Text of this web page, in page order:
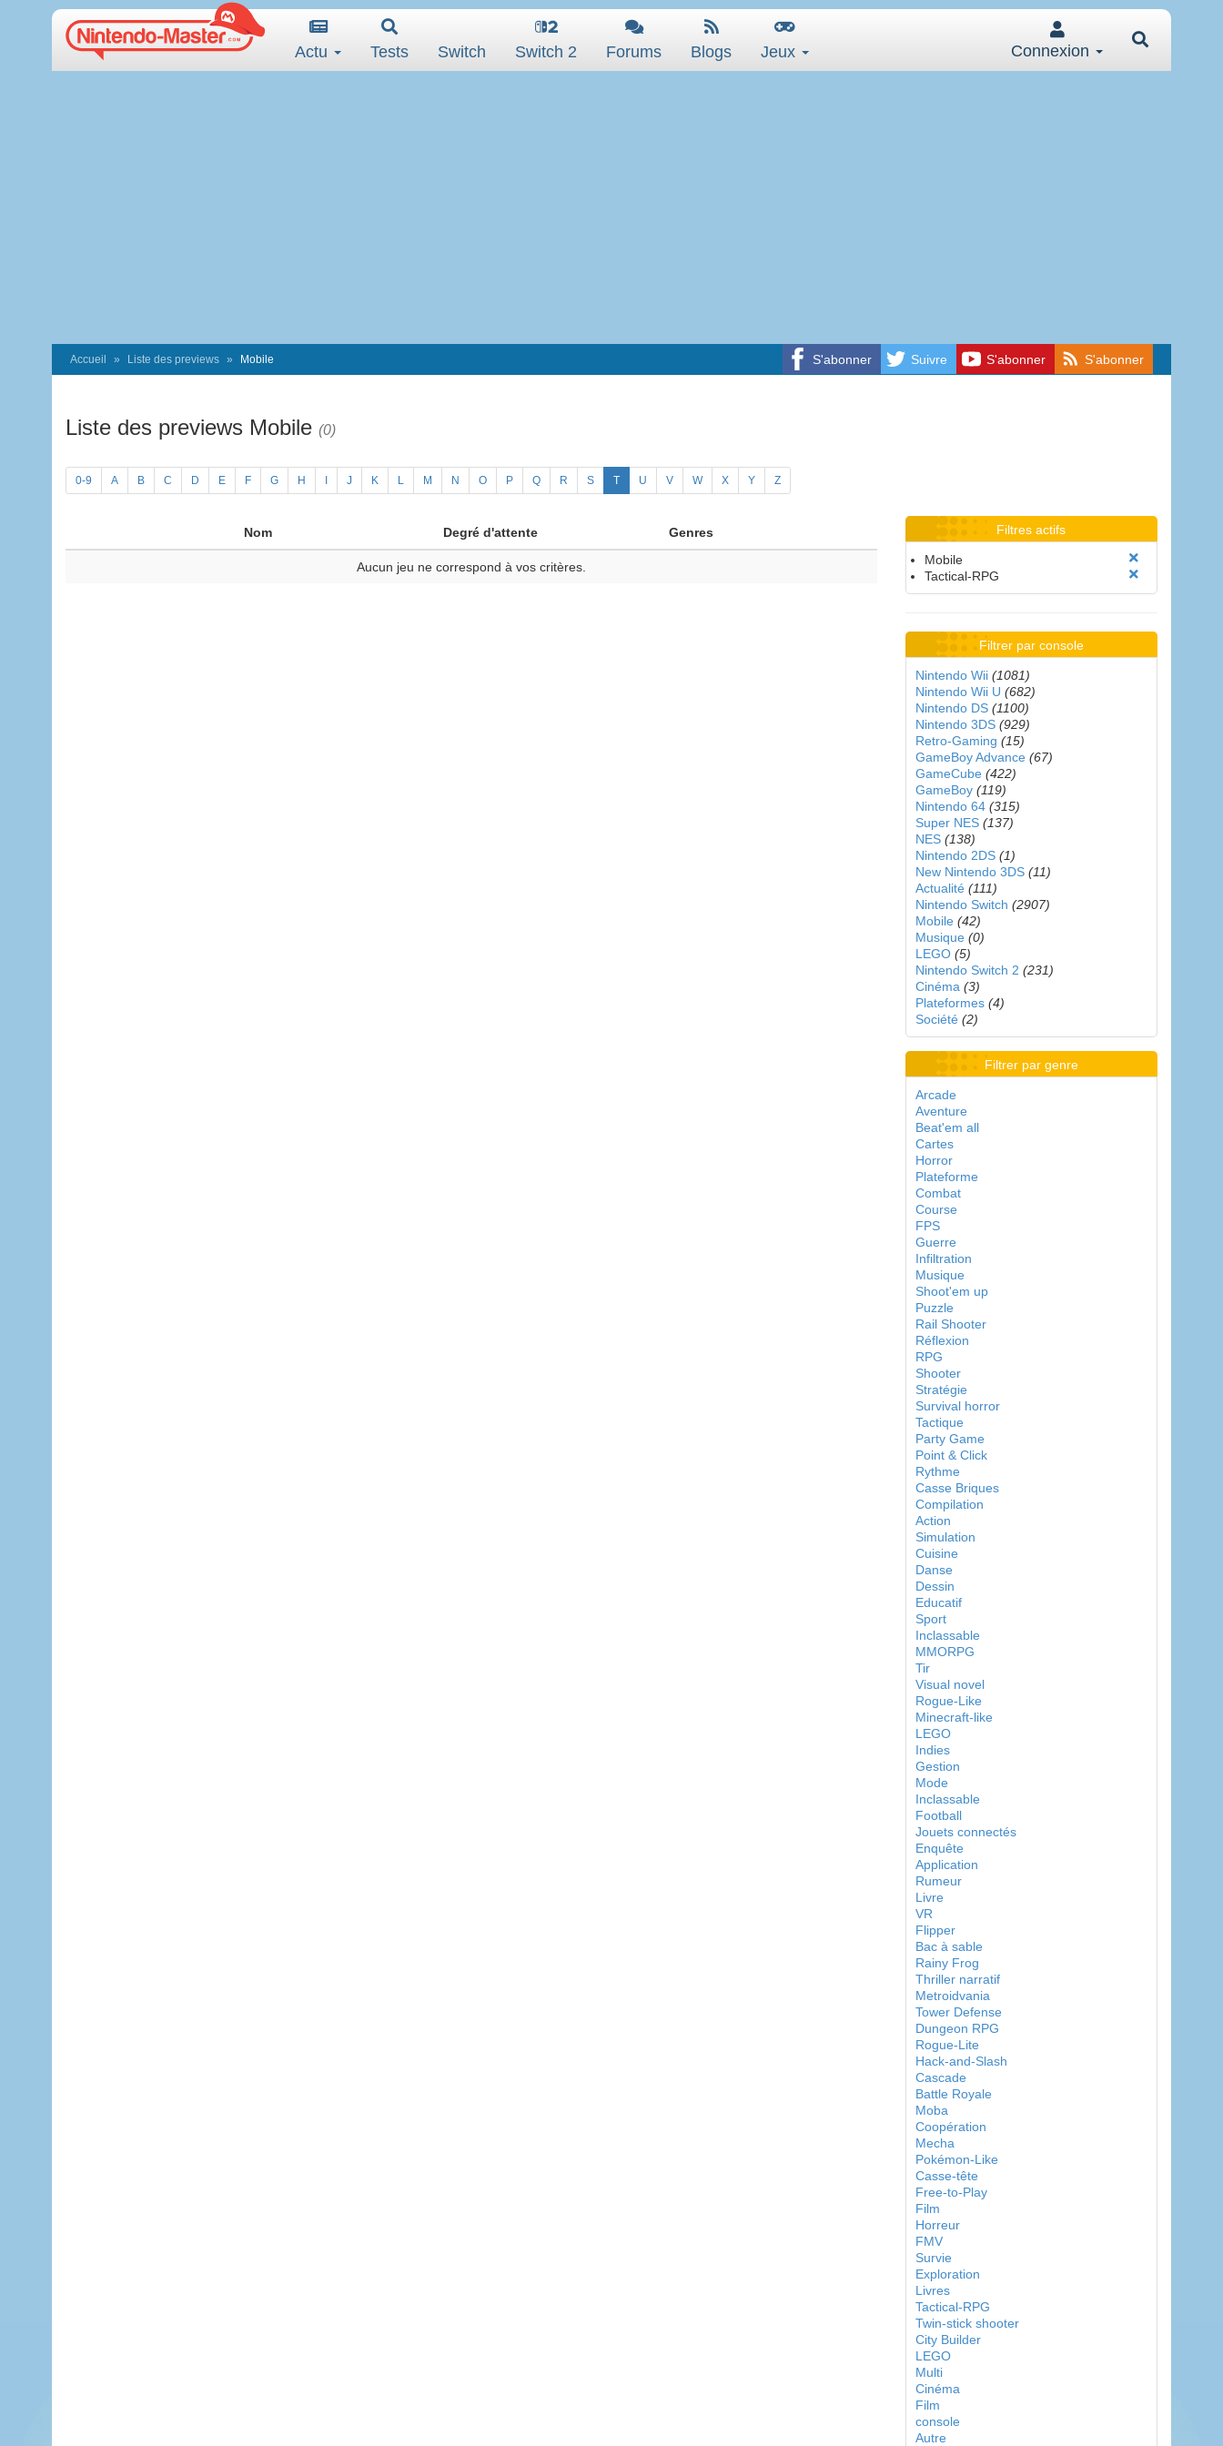
Actu Tests Switch Switch 2 Forums Blogs Jeux Connexion
S'abonner Suivre S'abonner S'abonner
Accueil Liste des previews Mobile
Liste des previews Mobile (0)
0-9 A B C D E F G H J K L M N O P Q R S T U V W X Y Z
Nom Degré d'attente Genres
Aucun jeu ne correspond à vos critères.
Filtres actifs
Mobile
Tactical-RPG
Filtrer par console
Nintendo Wii (1081)
Nintendo Wii U (682)
Nintendo DS (1100)
Nintendo 3DS (929)
Retro-Gaming (15)
GameBoy Advance (67)
GameCube (422)
GameBoy (119)
Nintendo 64 (315)
Super NES (137)
NES (138)
Nintendo 2DS (1)
New Nintendo 3DS (11)
Actualité (111)
Nintendo Switch (2907)
Mobile (42)
Musique (0)
LEGO (5)
Nintendo Switch 2 (231)
Cinéma (3)
Plateformes (4)
Société (2)
Filtrer par genre
Arcade
Aventure
Beat'em all
Cartes
Horror
Plateforme
Combat
Course
FPS
Guerre
Infiltration
Musique
Shoot'em up
Puzzle
Rail Shooter
Réflexion
RPG
Shooter
Stratégie
Survival horror
Tactique
Party Game
Point & Click
Rythme
Casse Briques
Compilation
Action
Simulation
Cuisine
Danse
Dessin
Educatif
Sport
Inclassable
MMORPG
Tir
Visual novel
Rogue-Like
Minecraft-like
LEGO
Indies
Gestion
Mode
Inclassable
Football
Jouets connectés
Enquête
Application
Rumeur
Livre
VR
Flipper
Bac à sable
Rainy Frog
Thriller narratif
Metroidvania
Tower Defense
Dungeon RPG
Rogue-Lite
Hack-and-Slash
Cascade
Battle Royale
Moba
Coopération
Mecha
Pokémon-Like
Casse-tête
Free-to-Play
Film
Horreur
FMV
Survie
Exploration
Livres
Tactical-RPG
Twin-stick shooter
City Builder
LEGO
Multi
Cinéma
Film
console
Autre